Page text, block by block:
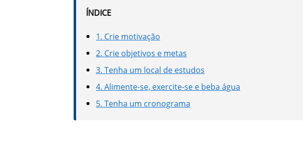
ÍNDICE
1. Crie motivação
2. Crie objetivos e metas
3. Tenha um local de estudos
4. Alimente-se, exercite-se e beba água
5. Tenha um cronograma